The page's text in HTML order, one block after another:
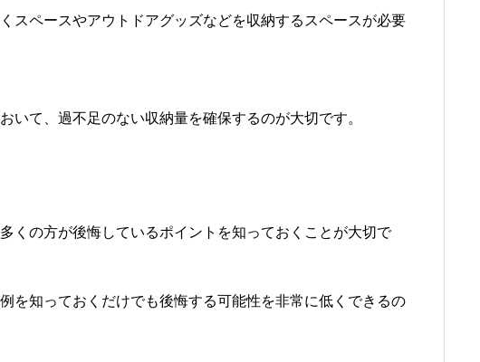
スペースやアウトドアグッズなどを収納するスペースが必要
いて、過不足のない収納量を確保するのが大切です。
くの方が後悔しているポイントを知っておくことが大切で
を知っておくだけでも後悔する可能性を非常に低くできるの